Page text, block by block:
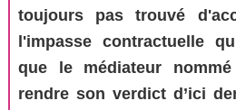
toujours pas trouvé
l'impasse contractuelle
que le médiateur
rendre son verdict d’ici